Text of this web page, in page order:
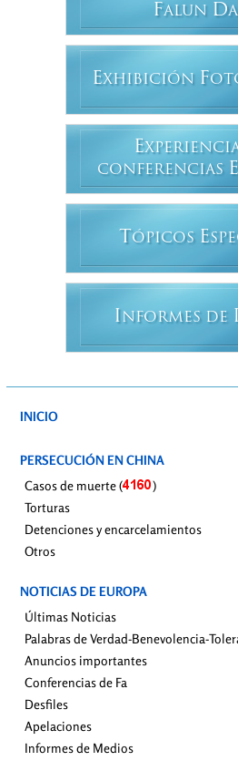
FALUN D
EXHIBICIÓN F
E
CONFERENCIAS E
T ÓPICOS E
INFORMES DE
INICIO
PERSECUCIÓN EN CHINA
Casos de muerte (
)
Torturas
Detenciones y encarcelamientos
Otros
NOTICIAS DE EUROPA
Últimas Noticias
Palabras de Verdad-Benevolencia-
Anuncios importantes
Conferencias de Fa
Desfiles
Apelaciones
Informes de Medios